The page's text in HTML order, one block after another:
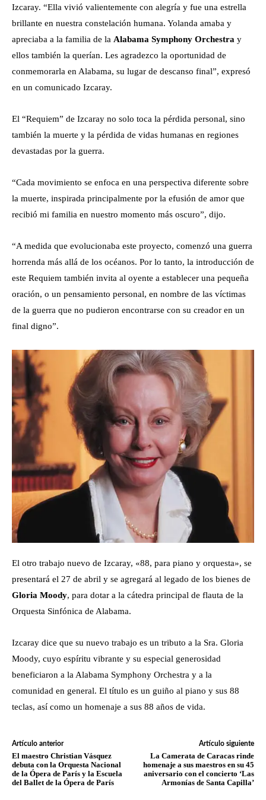
Izcaray. “Ella vivió valientemente con alegría y fue una estrella
brillante en nuestra constelación humana. Yolanda amaba y
apreciaba a la familia de la Alabama Symphony Orchestra y
ellos también la querían. Les agradezco la oportunidad de
conmemorarla en Alabama, su lugar de descanso final”, expresó
en un comunicado Izcaray.
El “Requiem” de Izcaray no solo toca la pérdida personal, sino
también la muerte y la pérdida de vidas humanas en regiones
devastadas por la guerra.
“Cada movimiento se enfoca en una perspectiva diferente sobre
la muerte, inspirada principalmente por la efusión de amor que
recibió mi familia en nuestro momento más oscuro”, dijo.
“A medida que evolucionaba este proyecto, comenzó una guerra
horrenda más allá de los océanos. Por lo tanto, la introducción de
este Requiem también invita al oyente a establecer una pequeña
oración, o un pensamiento personal, en nombre de las víctimas
de la guerra que no pudieron encontrarse con su creador en un
final digno”.
El otro trabajo nuevo de Izcaray, «88, para piano y orquesta», se
presentará el 27 de abril y se agregará al legado de los bienes de
Gloria Moody, para dotar a la cátedra principal de flauta de la
Orquesta Sinfónica de Alabama.
Izcaray dice que su nuevo trabajo es un tributo a la Sra. Gloria
Moody, cuyo espíritu vibrante y su especial generosidad
beneficiaron a la Alabama Symphony Orchestra y a la
comunidad en general. El título es un guiño al piano y sus 88
teclas, así como un homenaje a sus 88 años de vida.
Artículo anterior
El maestro Christian Vásquez
debuta con la Orquesta Nacional
de la Ópera de París y la Escuela
del Ballet de la Ópera de París
Artículo siguiente
La Camerata de Caracas rinde
homenaje a sus maestros en su 45
aniversario con el concierto ‘Las
Armonías de Santa Capilla’